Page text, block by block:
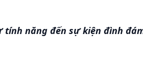
tính năng đến sự kiện đình